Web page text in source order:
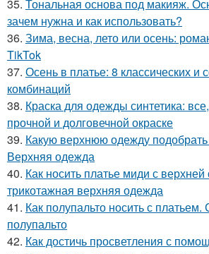
35. Тональная основа под макияж.
зачем нужна и как использовать?
36. Зима, весна, лето или осень:
TikTok
37. Осень в платье: 8 классических и
комбинаций
38. Краска для одежды синтетика:
прочной и долговечной окраске
39. Какую верхнюю одежду
Верхняя одежда
40. Как носить платье миди с
трикотажная верхняя одежда
41. Как полупальто носить с платьем.
полупальто
42. Как достичь просветления с